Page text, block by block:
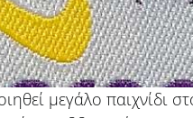
μεγάλο παιχνίδι